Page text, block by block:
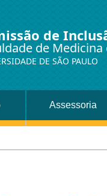
de
de
DE SÃO PAULO
Assessoria